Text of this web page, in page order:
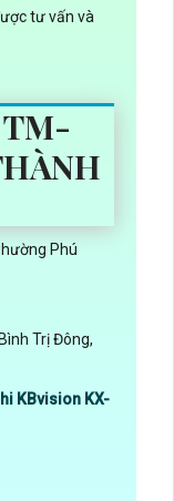
tư vấn và
TM-
Phú
Trị Đông,
KBvision KX-